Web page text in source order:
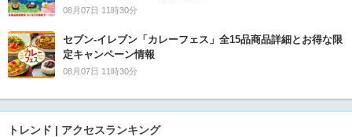
08月07日 11時30分
セブン‐イレブン「カレーフェス」全15品商品詳細とお得な限
定キャンペーン情報
08月07日 11時30分
トレンド | アクセスランキング